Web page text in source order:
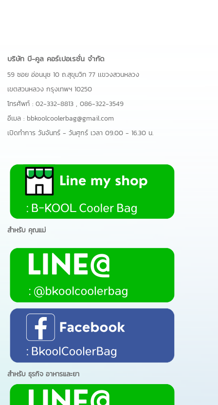
บริษัท บี-คูล คอร์เปอเรชั่น จำกัด
59 ซอย อ่อนนุช 10 ถ.สุขุมวิท 77 เเขวงสวนหลวง
เขตสวนหลวง กรุงเทพฯ 10250
โทรศัพท์ : 02-332-8813 , 086-322-3549
อีเมล : bbkoolcoolerbag@gmail.com
เปิดทำการ วันจันทร์ - วันศุกร์ เวลา 09.00 - 16.30 น.
สำหรับ คุณแม่
สำหรับ ธุรกิจ อาหารและยา